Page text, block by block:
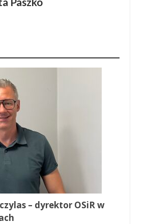
– dyrektor OSiR w